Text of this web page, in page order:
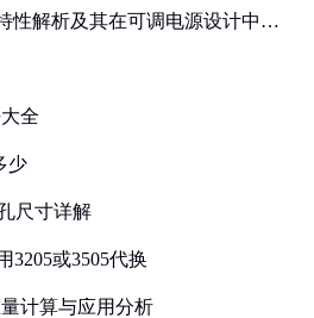
性解析及其在可调电源设计中的
全
少
尺寸详解
3205或3505代换
计算与应用分析